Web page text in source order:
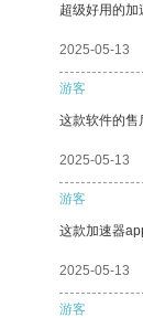
超级好用的加
2025-05-13
游客
这款软件的售
2025-05-13
游客
这款加速器
2025-05-13
游客